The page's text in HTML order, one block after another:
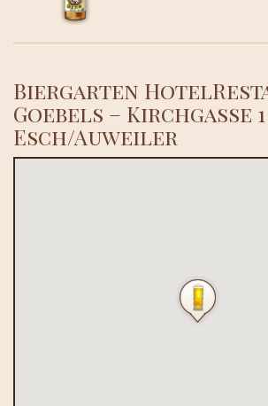
Biergarten
Goebels – Kirchgasse
Esch/Auweiler